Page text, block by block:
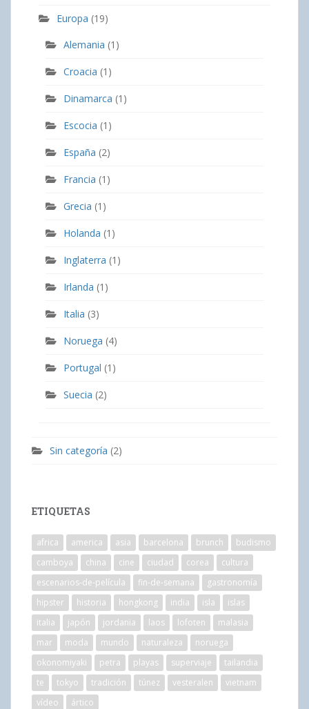
Europa (19)
Alemania (1)
Croacia (1)
Dinamarca (1)
Escocia (1)
España (2)
Francia (1)
Grecia (1)
Holanda (1)
Inglaterra (1)
Irlanda (1)
Italia (3)
Noruega (4)
Portugal (1)
Suecia (2)
Sin categoría (2)
ETIQUETAS
africa america asia barcelona brunch
budismo
camboya
china cine ciudad corea
cultura
escenarios-de-película
fin-de-semana
gastronomía
hipster
historia hongkong india isla
islas
italia
japón jordania laos lofoten
malasia
mar
moda mundo naturaleza
noruega
okonomiyaki
petra playas superviaje
tailandia
te
tokyo tradición túnez vesteralen
vietnam
vídeo
ártico